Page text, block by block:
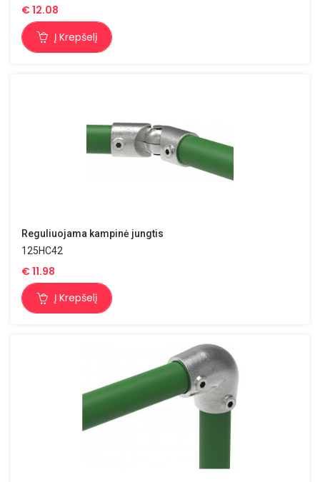
€12.08
Į Krepšelį
Reguliuojama kampinė jungtis
125HC42
€11.98
Į Krepšelį